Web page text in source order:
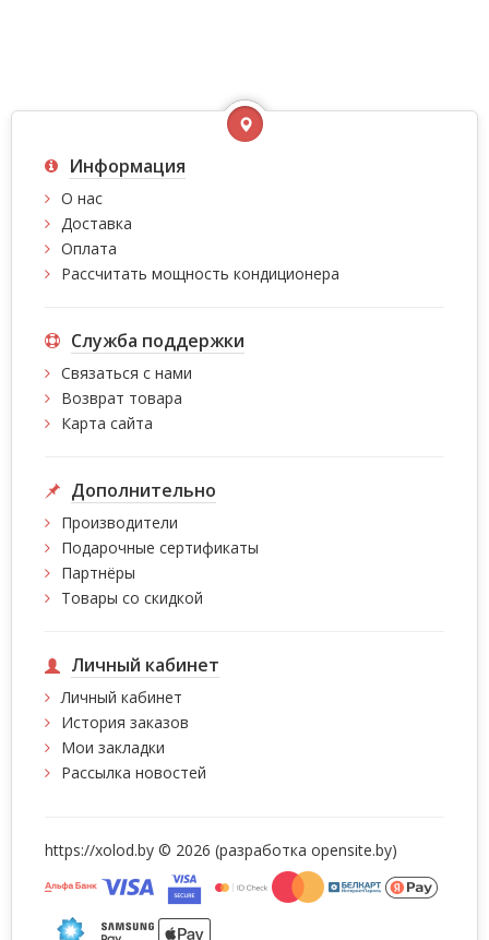
Информация
О нас
Доставка
Оплата
Рассчитать мощность кондиционера
Служба поддержки
Связаться с нами
Возврат товара
Карта сайта
Дополнительно
Производители
Подарочные сертификаты
Партнёры
Товары со скидкой
Личный кабинет
Личный кабинет
История заказов
Мои закладки
Рассылка новостей
https://xolod.by © 2026 (разработка opensite.by)